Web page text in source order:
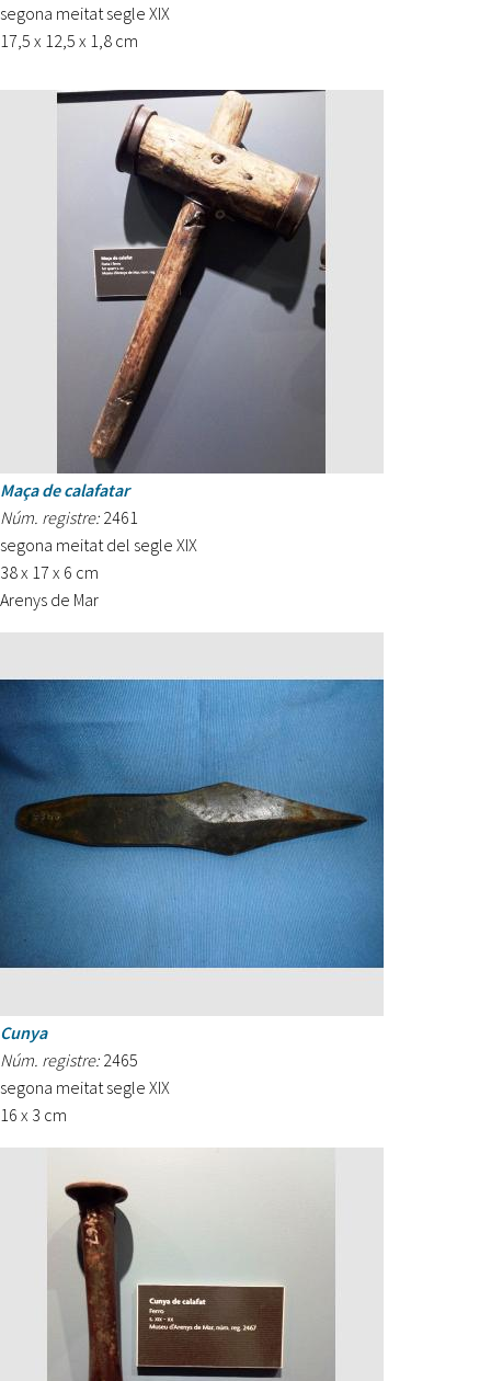
segona meitat segle XIX
17,5 x 12,5 x 1,8 cm
Maça de calafatar
Núm. registre: 2461
segona meitat del segle XIX
38 x 17 x 6 cm
Arenys de Mar
Cunya
Núm. registre: 2465
segona meitat segle XIX
16 x 3 cm